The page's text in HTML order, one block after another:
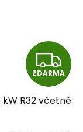
Z
D
A
ZDARMA
kW R32 včetně